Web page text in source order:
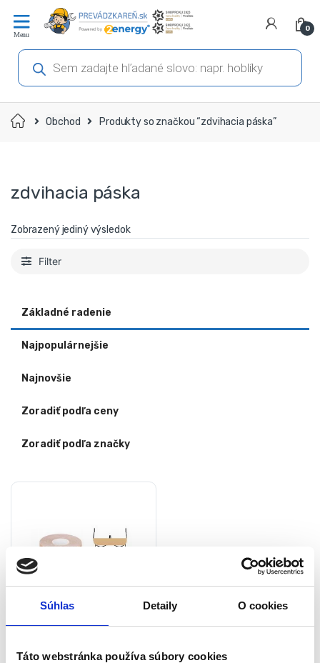
Súhlas Detaily O cookies
Táto webstránka používa súbory cookies
navigáciu
obsah
0
Products
search
Domov Obchod Produkty so značkou “zdvihacia páska”
zdvihacia páska
Zobrazený jediný výsledok
Filter
Základné radenie
Najpopulárnejšie
Najnovšie
Zoradiť podľa ceny
Zoradiť podľa značky
Bandáže
nálepky